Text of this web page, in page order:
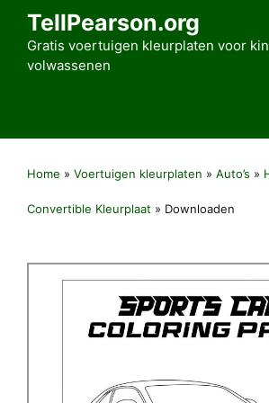
TellPearson.org
Gratis voertuigen kleurplaten voor
volwassenen
Home » Voertuigen kleurplaten » Auto’s »
Convertible Kleurplaat » Downloaden